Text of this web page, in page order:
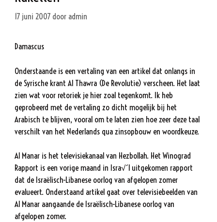
17 juni 2007 door admin
Damascus
Onderstaande is een vertaling van een artikel dat onlangs in
de Syrische krant Al Thawra (De Revolutie) verscheen. Het laat
zien wat voor retoriek je hier zoal tegenkomt. Ik heb
geprobeerd met de vertaling zo dicht mogelijk bij het
Arabisch te blijven, vooral om te laten zien hoe zeer deze taal
verschilt van het Nederlands qua zinsopbouw en woordkeuze.
Al Manar is het televisiekanaal van Hezbollah. Het Winograd
Rapport is een vorige maand in Isra√´l uitgekomen rapport
dat de Israëlisch-Libanese oorlog van afgelopen zomer
evalueert. Onderstaand artikel gaat over televisiebeelden van
Al Manar aangaande de Israëlisch-Libanese oorlog van
afgelopen zomer.